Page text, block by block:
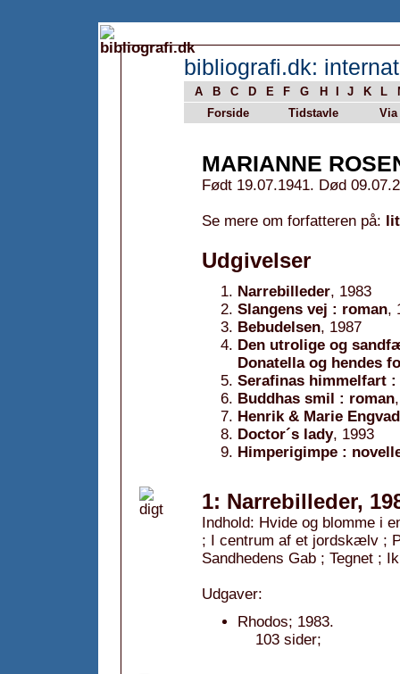
bibliografi.dk:
A B C D E F G H J K L
Forside
Tidstavle Via
MARIANNE
Født 19.07.1941. Død
Se mere om forfatteren på:
Udgivelser
Narrebilleder, 1983
Slangens vej : roman,
Bebudelsen, 1987
Den utrolige og
Donatella og hendes
Serafinas himmelfart :
Buddhas smil : roman
Henrik & Marie
Doctor´s lady, 1993
Himperigimpe :
1: Narrebilleder,
Indhold: Hvide og blomme i
; I centrum af et jordskælv ;
Sandhedens Gab ; Tegnet ;
Udgaver:
Rhodos; 1983.
103 sider;